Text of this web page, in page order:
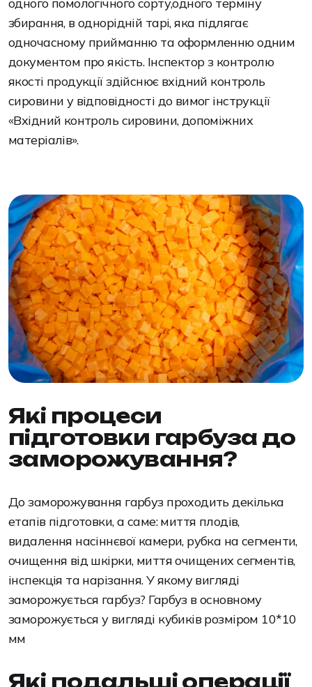
збирання, в однорідній тарі, яка підлягає
одночасному прийманню та оформленню одним
документом про якість. Інспектор з контролю
якості продукції здійснює вхідний контроль
сировини у відповідності до вимог інструкції
«Вхідний контроль сировини, допоміжних
матеріалів».
Які процеси
підготовки гарбуза до
заморожування?
До заморожування гарбуз проходить декілька
етапів підготовки, а саме: миття плодів,
видалення насіннєвої камери, рубка на сегменти,
очищення від шкірки, миття очищених сегментів,
інспекція та нарізання. У якому вигляді
заморожується гарбуз? Гарбуз в основному
заморожується у вигляді кубиків розміром 10*10
мм
Які подальші операції